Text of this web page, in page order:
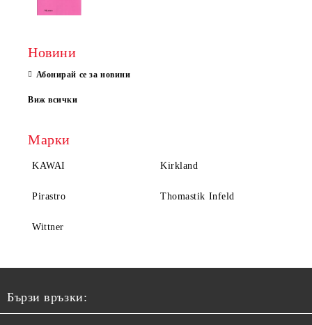
Новини
Абонирай се за новини
Виж всички
Марки
KAWAI Kirkland
Pirastro Thomastik Infeld
Wittner
Бързи връзки: